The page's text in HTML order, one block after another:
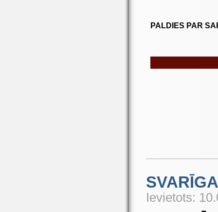
PALDIES PAR
Ievietots: